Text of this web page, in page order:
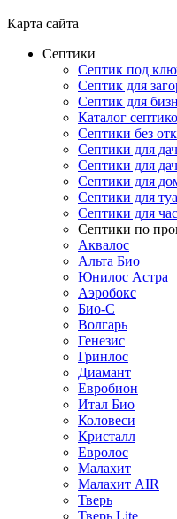
Карта сайта
Септики
Септик под
Септик для
Септик для
Каталог
Септики без
Септики для
Септики для
Септики для
Септики для
Септики для
Септики по
Аквалос
Альта Био
Юнилос Астра
Аэробокс
Био-С
Волгарь
Генезис
Гринлос
Диамант
Евробион
Итал Био
Коловеси
Кристалл
Евролос
Малахит
Малахит AIR
Тверь
Тверь Lite